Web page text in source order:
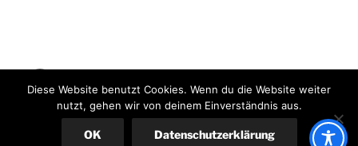
Stolz präsentiert von WordPress
Diese Website benutzt Cookies. Wenn du die Website weiter
nutzt, gehen wir von deinem Einverständnis aus.
OK Datenschutzerklärung